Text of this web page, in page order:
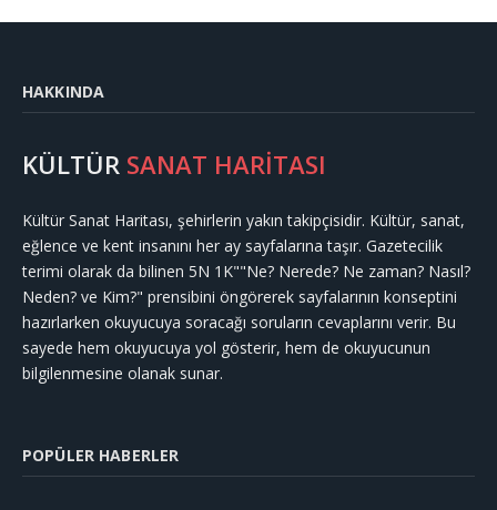
HAKKINDA
KÜLTÜR SANAT HARİTASI
Kültür Sanat Haritası, şehirlerin yakın takipçisidir. Kültür, sanat,
eğlence ve kent insanını her ay sayfalarına taşır. Gazetecilik
terimi olarak da bilinen 5N 1K""Ne? Nerede? Ne zaman? Nasıl?
Neden? ve Kim?" prensibini öngörerek sayfalarının konseptini
hazırlarken okuyucuya soracağı soruların cevaplarını verir. Bu
sayede hem okuyucuya yol gösterir, hem de okuyucunun
bilgilenmesine olanak sunar.
POPÜLER HABERLER